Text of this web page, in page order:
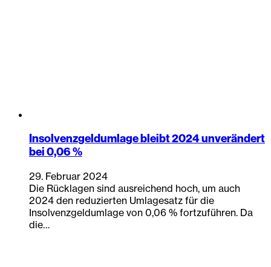
Insolvenzgeldumlage bleibt 2024 unverändert
bei 0,06 %
29. Februar 2024
Die Rücklagen sind ausreichend hoch, um auch
2024 den reduzierten Umlagesatz für die
Insolvenzgeldumlage von 0,06 % fortzuführen. Da
die…